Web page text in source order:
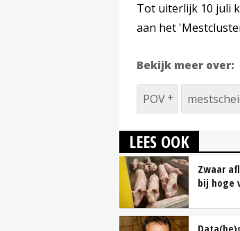
Tot uiterlijk 10 juli
aan het
Bekijk meer over:
POV
LEES OOK
Zwaar
bij hoge